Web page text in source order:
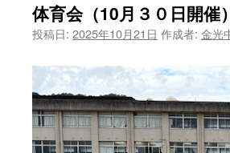
体育会（10月３０日開
投稿日: 2025年10月21日 作成者: 金光